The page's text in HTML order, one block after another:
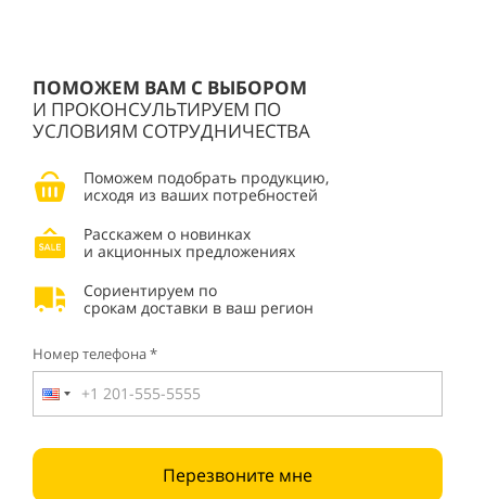
ПОМОЖЕМ ВАМ С ВЫБОРОМ
И ПРОКОНСУЛЬТИРУЕМ ПО
УСЛОВИЯМ СОТРУДНИЧЕСТВА
Поможем подобрать продукцию,
исходя из ваших потребностей
Расскажем о новинках
и акционных предложениях
Сориентируем по
срокам доставки в ваш регион
Номер телефона *
Перезвоните мне